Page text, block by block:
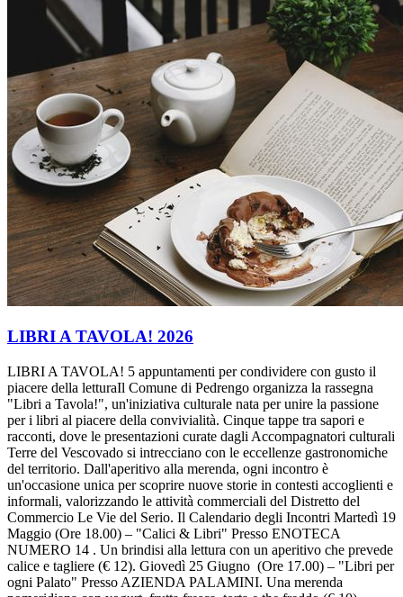
LIBRI A TAVOLA! 2026
LIBRI A TAVOLA! 5 appuntamenti per condividere con gusto il
piacere della letturaIl Comune di Pedrengo organizza la rassegna
"Libri a Tavola!", un'iniziativa culturale nata per unire la passione
per i libri al piacere della convivialità. Cinque tappe tra sapori e
racconti, dove le presentazioni curate dagli Accompagnatori culturali
Terre del Vescovado si intrecciano con le eccellenze gastronomiche
del territorio. Dall'aperitivo alla merenda, ogni incontro è
un'occasione unica per scoprire nuove storie in contesti accoglienti e
informali, valorizzando le attività commerciali del Distretto del
Commercio Le Vie del Serio. Il Calendario degli Incontri Martedì 19
Maggio (Ore 18.00) – "Calici & Libri" Presso ENOTECA
NUMERO 14 . Un brindisi alla lettura con un aperitivo che prevede
calice e tagliere (€ 12). Giovedì 25 Giugno (Ore 17.00) – "Libri per
ogni Palato" Presso AZIENDA PALAMINI. Una merenda